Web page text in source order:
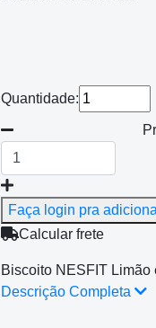
Quantidade:
Faça login pra
Calcular frete
Biscoito NESFIT Limão
Descrição Completa